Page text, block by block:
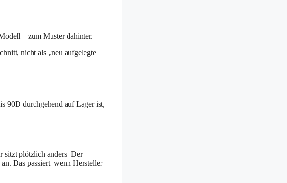
– zum Muster dahinter.
nicht als „neu aufgelegte
90D durchgehend auf Lager ist,
sitzt plötzlich anders. Der
Das passiert, wenn Hersteller